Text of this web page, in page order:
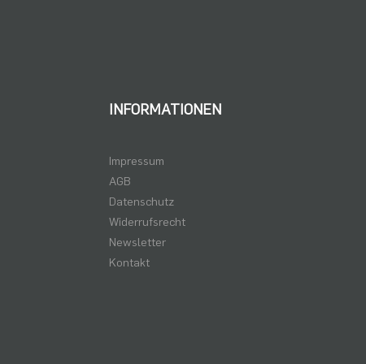
INFORMATIONEN
Impressum
AGB
Datenschutz
Widerrufsrecht
Newsletter
Kontakt